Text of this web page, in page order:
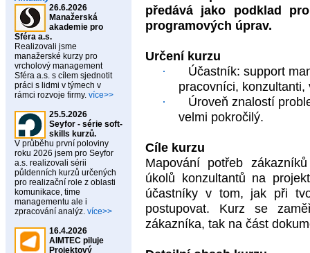
26.6.2026
Manažerská
akademie pro
Sféra a.s.
Realizovali jsme
manažerské kurzy pro
vrcholový management
Sféra a.s. s cílem sjednotit
práci s lidmi v týmech v
rámci rozvoje firmy. více>>
25.5.2026
Seyfor - série soft-
skills kurzů.
V průběhu první poloviny
roku 2026 jsem pro Seyfor
a.s. realizovali sérii
půldenních kurzů určených
pro realizační role z oblasti
komunikace, time
managementu ale i
zpracování analýz. více>>
16.4.2026
AIMTEC piluje
Projektový
předává jako podklad
programových úprav.
Určení kurzu
·
Účastník: support
pracovníci, konzultanti,
·
Úroveň znalostí
velmi pokročilý.
Cíle kurzu
Mapování potřeb
úkolů konzultantů na
účastníky v tom, jak při
postupovat. Kurz se
zákazníka, tak na část